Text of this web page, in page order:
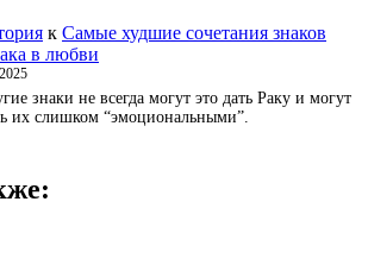
к Самые худшие сочетания знаков
в любви
знаки не всегда могут это дать Раку и могут
их слишком “эмоциональными”.